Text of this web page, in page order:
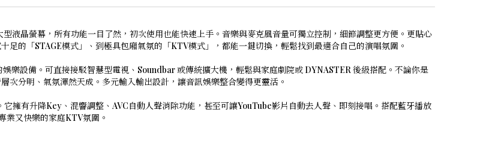
液晶螢幕，所有功能一目了然，初次使用也能快速上手。音樂與麥克風音量可獨立控制，細節調整更方便。更貼心
的「STAGE模式」、到極具包廂氣氛的「KTV模式」，都能一鍵切換，輕鬆找到最適合自己的演唱氛圍。
樂設備。可直接接駁智慧型電視、Soundbar 或傳統擴大機，輕鬆與家庭劇院或 DYNASTER 後級搭配。不論你是
分明、氣氛渾然天成。多元輸入輸出設計，讓音訊娛樂整合變得更靈活。
擁有升降Key、混響調整、AVC自動人聲消除功能，甚至可讓YouTube影片自動去人聲、即刻接唱。搭配藍牙播放
業又快樂的家庭KTV氛圍。